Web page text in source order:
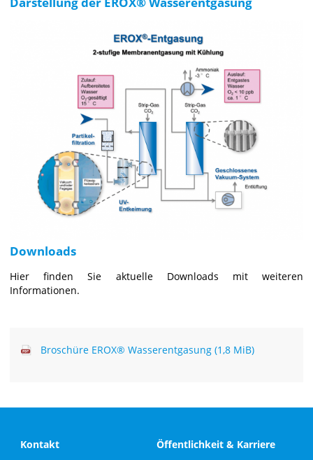
Downloads
Hier finden Sie aktuelle Downloads mit weiteren
Informationen.
Broschüre EROX® Wasserentgasung (1,8 MiB)
Kontakt
Öffentlichkeit & Karriere